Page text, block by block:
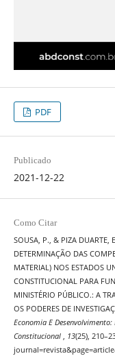
PDF
Publicado
2021-12-22
Como Citar
SOUSA, P., & PIZA DUARTE,
DETERMINAÇÃO DAS
MATERIAL) NOS ESTADOS
CONSTITUCIONAL PARA
MINISTÉRIO PÚBLICO.: A
OS PODERES DE
Economia E
Constitucional , 13(25),